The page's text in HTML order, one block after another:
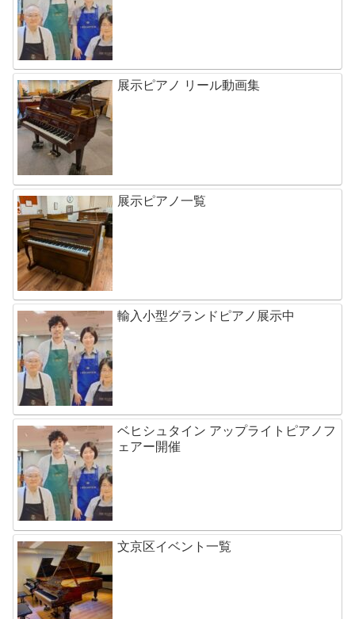
展示ピアノ リール動画集
展示ピアノ一覧
輸入小型グランドピアノ展示中
ベヒシュタイン アップライトピアノフ
ェアー開催
文京区イベント一覧